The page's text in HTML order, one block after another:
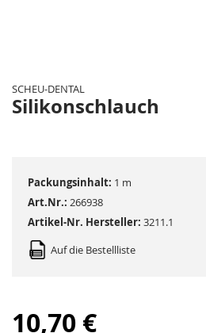
Bildergalerie
springen
SCHEU-DENTAL
Silikonschlauch
Art.Nr.: 266938
Auf die Bestellliste
Artikel-Nr. Hersteller: 3211.1
Packungsinhalt: 1 m
10,70 €